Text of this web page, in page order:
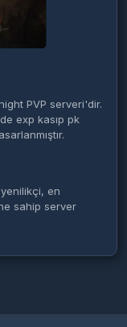
PVP serveri'dir.
exp kasıp pk
en
sahip server